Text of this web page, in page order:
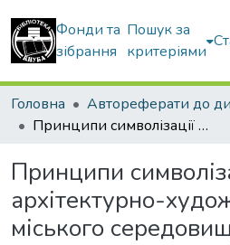
Фонди та
зібрання
Пошук за
критеріями
Головна
Принципи символізації архітектурно-художнього образу міського середовища
Принципи
архітектурно-
міського